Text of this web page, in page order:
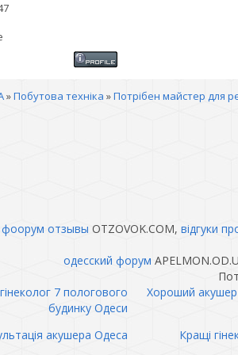
»Побутова техніка »Потрібен майстер для
фоорум отзывы OTZOVOK.COM, відгуки
одесский форум
7 пологового
будинку Одеси
Хороший
акушера Одеса
Кращі